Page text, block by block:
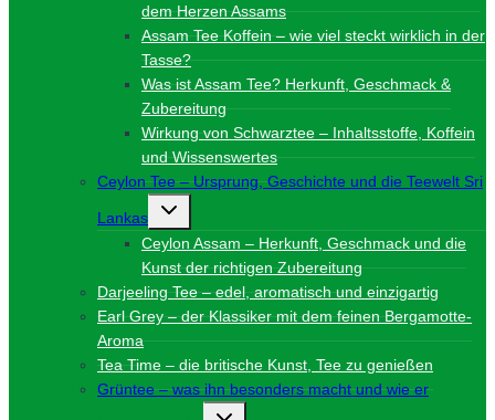
dem Herzen Assams
Assam Tee Koffein – wie viel steckt wirklich in der
Tasse?
Was ist Assam Tee? Herkunft, Geschmack &
Zubereitung
Wirkung von Schwarztee – Inhaltsstoffe, Koffein
und Wissenswertes
Ceylon Tee – Ursprung, Geschichte und die Teewelt Sri
Lankas
Untermenü
Ceylon Assam – Herkunft, Geschmack und die
Kunst der richtigen Zubereitung
Darjeeling Tee – edel, aromatisch und einzigartig
Earl Grey – der Klassiker mit dem feinen Bergamotte-
Aroma
Tea Time – die britische Kunst, Tee zu genießen
Grüntee – was ihn besonders macht und wie er
Untermenü